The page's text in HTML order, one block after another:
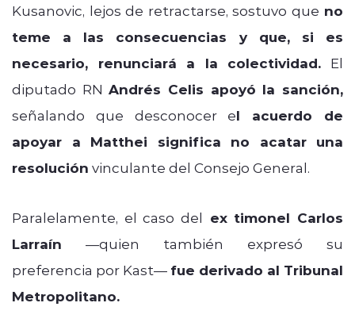
Kusanovic, lejos de retractarse, sostuvo que no
teme a las consecuencias y que, si es
necesario, renunciará a la colectividad. El
diputado RNAndrés Celis apoyó la sanción,
señalando que desconocer el acuerdo de
apoyar a Matthei significa no acatar una
resolución vinculante del Consejo General.
Paralelamente, el caso del ex timonel Carlos
Larraín —quien también expresó su
preferencia por Kast— fue derivado al Tribunal
Metropolitano.